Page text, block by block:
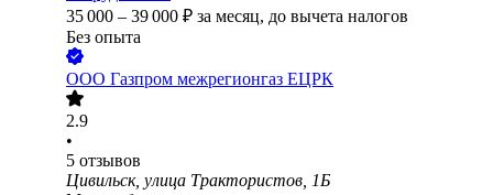
35 000 – 39 000 ₽ за месяц, до вычета налогов
Без опыта
ООО Газпром межрегионгаз ЕЦРК
2.9
•
5 отзывов
Цивильск, улица Трактористов, 1Б